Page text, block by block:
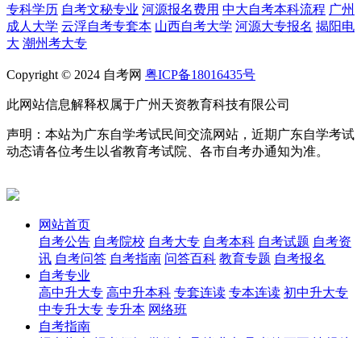
专科学历 自考文秘专业 河源报名费用 中大自考本科流程 广州
成人大学 云浮自考专套本 山西自考大学 河源大专报名 揭阳电
大 潮州考大专
Copyright © 2024 自考网 粤ICP备18016435号
此网站信息解释权属于广州天资教育科技有限公司
声明：本站为广东自学考试民间交流网站，近期广东自学考试
动态请各位考生以省教育考试院、各市自考办通知为准。
网站首页
自考公告 自考院校 自考大专 自考本科 自考试题 自考资
讯 自考问答 自考指南 问答百科 教育专题 自考报名
自考专业
高中升大专 高中升本科 专套连读 专本连读 初中升大专
中专升大专 专升本 网络班
自考指南